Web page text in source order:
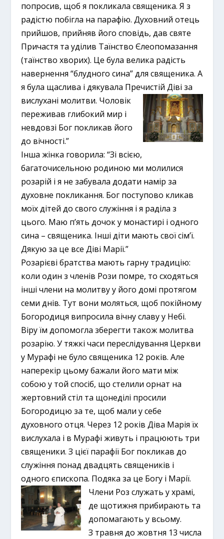
попросив, щоб я покликала священика. Я з
радістю побігла на парафію. Духовний отець
прийшов, прийняв його сповідь, дав святе
Причастя та уділив Таїнство Єлеопомазання
(таїнство хворих). Це була велика радість
навернення “блудного сина” для священика. А
я була щаслива і дякувала Пречистій Діві за
вислухані молитви. Чоловік
переживав глибокий мир і
невдовзі Бог покликав його
до вічності.”
Інша жінка говорила: “Зі всією,
багаточисельною родиною ми молилися
розарій і я не забувала додати намір за
духовне покликання. Бог поступово кликав
моїх дітей до свого служіння і я раділа з
цього. Маю п’ять дочок у монастирі і одного
сина – священика. Інші діти мають свої сім’ї.
Дякую за це все Діві Марії.”
Розарієві братства мають гарну традицію:
коли один з членів Рози помре, то сходяться
інші члени на молитву у його домі протягом
семи днів. Тут вони моляться, щоб покійному
Богородиця випросила вічну славу у Небі.
Віру їм допомогла зберегти також молитва
розарію. У тяжкі часи переслідування Церкви
у Мурафі не було священика 12 років. Але
наперекір цьому бажали його мати між
собою у той спосіб, що стелили орнат на
жертовний стіл та щонеділі просили
Богородицю за те, щоб мали у себе
духовного отця. Через 12 років Діва Марія їх
вислухала і в Мурафі живуть і працюють три
священики. З цієї парафії Бог покликав до
служіння понад двадцять священиків і
одного єпископа. Подяка за це Богу і Марії.
Члени Роз служать у храмі,
де щотижня прибирають та
допомагають у всьому.
З травня до жовтня 13 числа